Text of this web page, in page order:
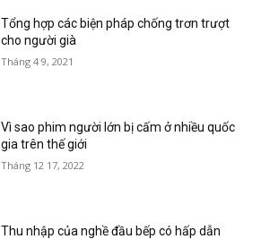
Tổng hợp các biện pháp chống trơn trượt
cho người già
Tháng 4 9, 2021
Vì sao phim người lớn bị cấm ở nhiều quốc
gia trên thế giới
Tháng 12 17, 2022
Thu nhập của nghề đầu bếp có hấp dẫn